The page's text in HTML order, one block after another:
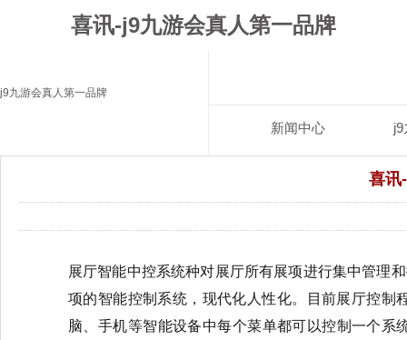
喜讯-j9九游会真人第一品牌
j9九游会真人第一品牌
新闻中心
喜讯
展厅智能中控系统种对展厅所有展项进行集中管理
项的智能控制系统，现代化人性化。目前展厅控制
脑、手机等智能设备中每个菜单都可以控制一个